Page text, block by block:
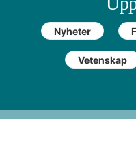
Nyheter
Vetenskap